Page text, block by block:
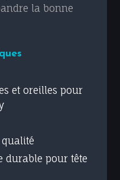
la bonne
et oreilles pour
durable pour tête